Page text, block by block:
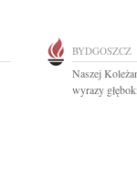
BYDGOSZCZ
Naszej
wyrazy